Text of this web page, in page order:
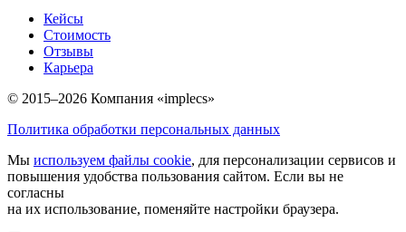
Кейсы
Стоимость
Отзывы
Карьера
© 2015–2026 Компания «implecs»
Политика обработки персональных данных
Мы используем файлы cookie, для персонализации сервисов и
повышения удобства пользования сайтом. Если вы не
согласны
на их использование, поменяйте настройки браузера.